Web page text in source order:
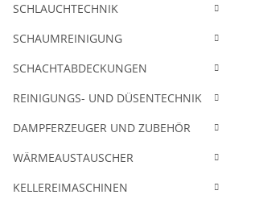
SCHLAUCHTECHNIK
SCHAUMREINIGUNG
SCHACHTABDECKUNGEN
REINIGUNGS- UND DÜSENTECHNIK
DAMPFERZEUGER UND ZUBEHÖR
WÄRMEAUSTAUSCHER
KELLEREIMASCHINEN